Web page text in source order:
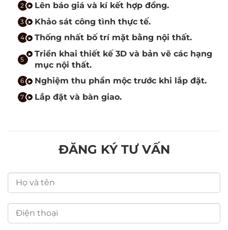
Lên báo giá và kí kết hợp đồng.
Khảo sát công tình thực tế.
Thống nhất bố trí mặt bằng nội thất.
Triển khai thiết kế 3D và bản vẽ các hạng
mục nội thất.
Nghiệm thu phần mộc trước khi lắp đặt.
Lắp đặt và bàn giao.
ĐĂNG KÝ TƯ VẤN